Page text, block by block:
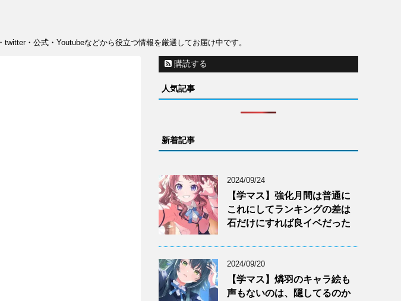
・公式・Youtubeなどから役立つ情報を厳選してお届け中です。
購読する
人気記事
新着記事
2024/09/24
【学マス】強化月間は普通に
これにしてランキングの差は
石だけにすれば良イベだった
2024/09/20
【学マス】燐羽のキャラ絵も
声もないのは、隠してるのか